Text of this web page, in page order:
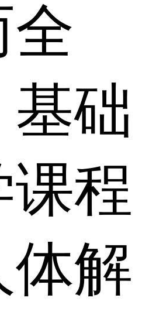
全
础
课程
体解